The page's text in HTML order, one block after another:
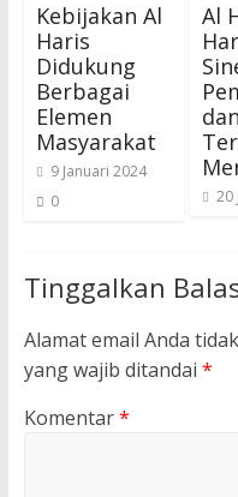
Kebijakan Al
Haris
Didukung
Berbagai
Elemen
Masyarakat
9 Januari 2024
0
Al
20
Tinggalkan
Alamat email Anda
yang wajib ditandai *
Komentar*